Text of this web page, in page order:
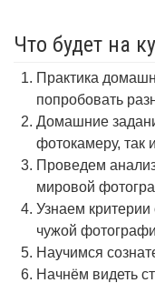
Что будет на
Практика
попробовать
Домашние
фотокамеру, так
Проведем
мировой
Узнаем критерии
чужой
Научимся
Начнём видеть